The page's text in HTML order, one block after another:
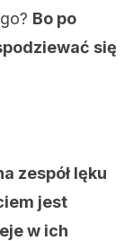
Bo po
się
zespół lęku
jest
w ich